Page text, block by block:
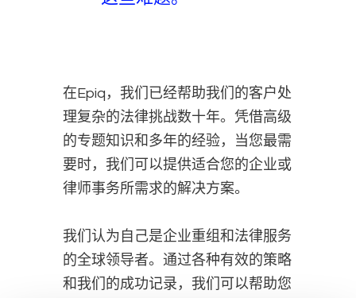
在Epiq，我们已经帮助我们的客户处
理复杂的法律挑战数十年。凭借高级
的专题知识和多年的经验，当您最需
要时，我们可以提供适合您的企业或
律师事务所需求的解决方案。
我们认为自己是企业重组和法律服务
的全球领导者。通过各种有效的策略
和我们的成功记录，我们可以帮助您